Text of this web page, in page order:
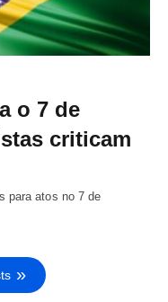
o 7 de
criticam
para atos no 7 de